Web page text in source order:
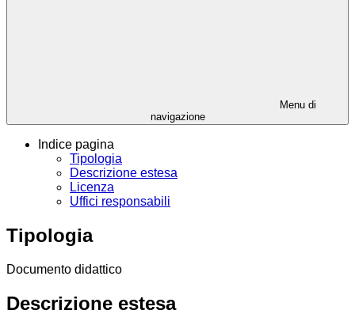
Menu di
navigazione
Indice pagina
Tipologia
Descrizione estesa
Licenza
Uffici responsabili
Tipologia
Documento didattico
Descrizione estesa